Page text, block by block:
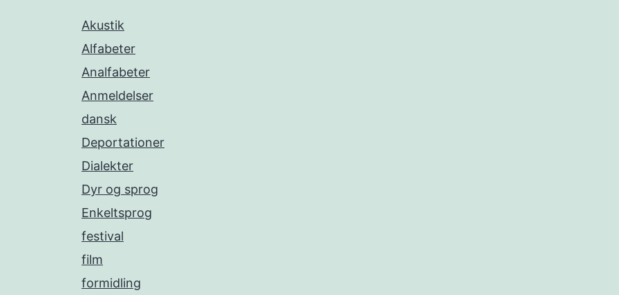
Akustik
Alfabeter
Analfabeter
Anmeldelser
dansk
Deportationer
Dialekter
Dyr og sprog
Enkeltsprog
festival
film
formidling